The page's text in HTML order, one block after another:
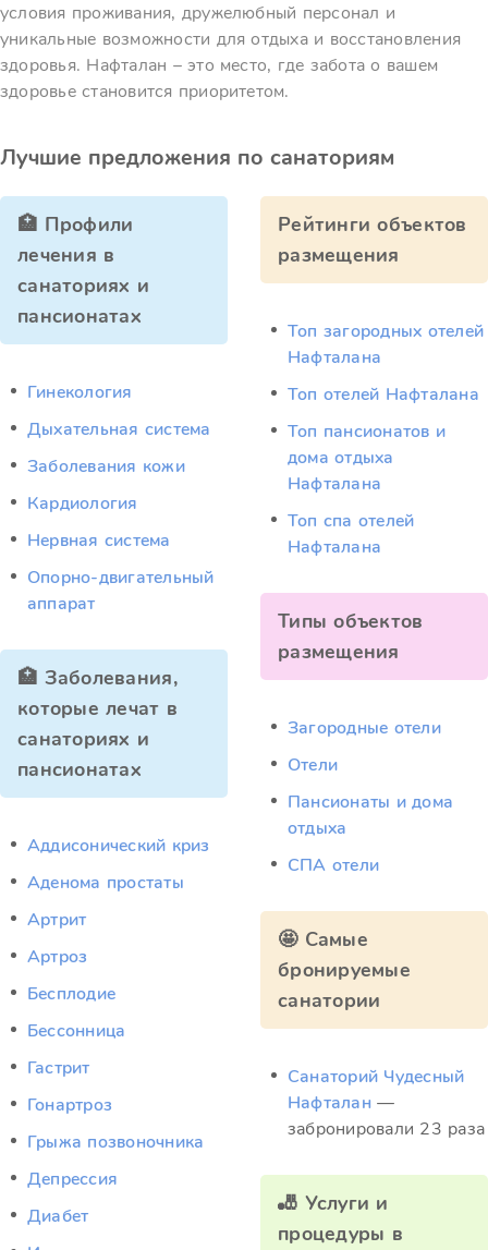
условия проживания, дружелюбный персонал и
уникальные возможности для отдыха и восстановления
здоровья. Нафталан – это место, где забота о вашем
здоровье становится приоритетом.
Лучшие предложения по санаториям
🏥 Профили
лечения в
санаториях и
пансионатах
Гинекология
Дыхательная система
Заболевания кожи
Кардиология
Нервная система
Опорно-двигательный
аппарат
🏥 Заболевания,
которые лечат в
санаториях и
пансионатах
Аддисонический криз
Аденома простаты
Артрит
Артроз
Бесплодие
Бессонница
Гастрит
Гонартроз
Грыжа позвоночника
Депрессия
Диабет
Рейтинги объектов
размещения
Топ загородных отелей
Нафталана
Топ отелей Нафталана
Топ пансионатов и
дома отдыха
Нафталана
Топ спа отелей
Нафталана
Типы объектов
размещения
Загородные отели
Отели
Пансионаты и дома
отдыха
СПА отели
🤩 Самые
бронируемые
санатории
Санаторий Чудесный
Нафталан —
забронировали 23 раза
🎳 Услуги и
процедуры в